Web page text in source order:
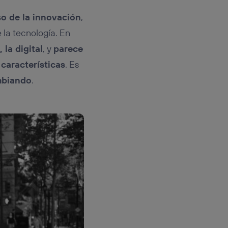
de la innovación,
tecnología. En
la digital, y parece
. Es
.
se
que